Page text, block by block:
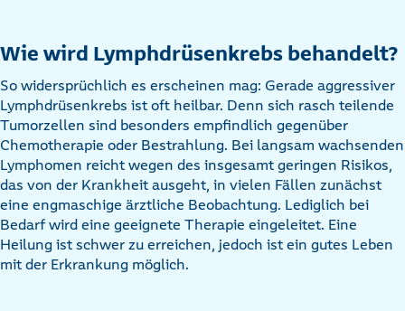
Wie wird Lymphdrüsenkrebs behandelt?
So widersprüchlich es erscheinen mag: Gerade aggressiver
Lymphdrüsenkrebs ist oft heilbar. Denn sich rasch teilende
Tumorzellen sind besonders empfindlich gegenüber
Chemotherapie oder Bestrahlung. Bei langsam wachsenden
Lymphomen reicht wegen des insgesamt geringen Risikos,
das von der Krankheit ausgeht, in vielen Fällen zunächst
eine engmaschige ärztliche Beobachtung. Lediglich bei
Bedarf wird eine geeignete Therapie eingeleitet. Eine
Heilung ist schwer zu erreichen, jedoch ist ein gutes Leben
mit der Erkrankung möglich.